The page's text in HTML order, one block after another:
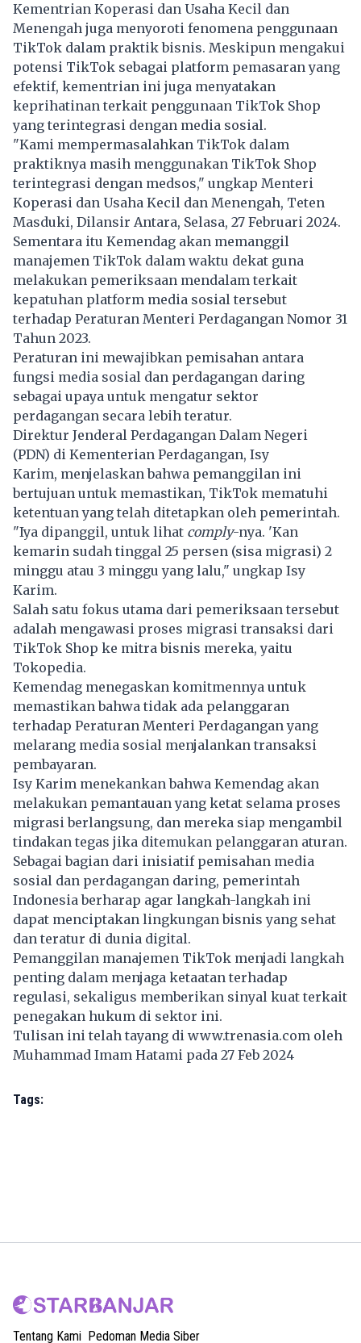
Kementrian Koperasi dan Usaha Kecil dan
Menengah juga menyoroti fenomena penggunaan
TikTok dalam praktik bisnis. Meskipun mengakui
potensi TikTok sebagai platform pemasaran yang
efektif, kementrian ini juga menyatakan
keprihatinan terkait penggunaan TikTok Shop
yang terintegrasi dengan media sosial.
"Kami mempermasalahkan TikTok dalam
praktiknya masih menggunakan TikTok Shop
terintegrasi dengan medsos," ungkap Menteri
Koperasi dan Usaha Kecil dan Menengah, Teten
Masduki, Dilansir Antara, Selasa, 27 Februari 2024.
Sementara itu Kemendag akan memanggil
manajemen TikTok dalam waktu dekat guna
melakukan pemeriksaan mendalam terkait
kepatuhan platform media sosial tersebut
terhadap Peraturan Menteri Perdagangan Nomor 31
Tahun 2023.
Peraturan ini mewajibkan pemisahan antara
fungsi media sosial dan perdagangan daring
sebagai upaya untuk mengatur sektor
perdagangan secara lebih teratur.
Direktur Jenderal Perdagangan Dalam Negeri
(PDN) di Kementerian Perdagangan, Isy
Karim, menjelaskan bahwa pemanggilan ini
bertujuan untuk memastikan, TikTok mematuhi
ketentuan yang telah ditetapkan oleh pemerintah.
"Iya dipanggil, untuk lihat comply-nya. 'Kan
kemarin sudah tinggal 25 persen (sisa migrasi) 2
minggu atau 3 minggu yang lalu," ungkap Isy
Karim.
Salah satu fokus utama dari pemeriksaan tersebut
adalah mengawasi proses migrasi transaksi dari
TikTok Shop ke mitra bisnis mereka, yaitu
Tokopedia.
Kemendag menegaskan komitmennya untuk
memastikan bahwa tidak ada pelanggaran
terhadap Peraturan Menteri Perdagangan yang
melarang media sosial menjalankan transaksi
pembayaran.
Isy Karim menekankan bahwa Kemendag akan
melakukan pemantauan yang ketat selama proses
migrasi berlangsung, dan mereka siap mengambil
tindakan tegas jika ditemukan pelanggaran aturan.
Sebagai bagian dari inisiatif pemisahan media
sosial dan perdagangan daring, pemerintah
Indonesia berharap agar langkah-langkah ini
dapat menciptakan lingkungan bisnis yang sehat
dan teratur di dunia digital.
Pemanggilan manajemen TikTok menjadi langkah
penting dalam menjaga ketaatan terhadap
regulasi, sekaligus memberikan sinyal kuat terkait
penegakan hukum di sektor ini.
Tulisan ini telah tayang di www.trenasia.com oleh
Muhammad Imam Hatami pada 27 Feb 2024
Tags:
Tentang Kami Pedoman Media Siber